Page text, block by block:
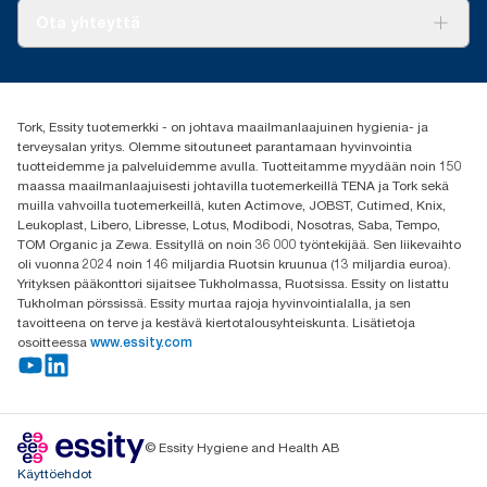
(+358) 9 5068 8222
Oy Essity Finland Ab
Revontulenkuja 1
02100 Espoo
Tork, Essity tuotemerkki - on johtava maailmanlaajuinen hygienia- ja
terveysalan yritys. Olemme sitoutuneet parantamaan hyvinvointia
tuotteidemme ja palveluidemme avulla. Tuotteitamme myydään noin 150
maassa maailmanlaajuisesti johtavilla tuotemerkeillä TENA ja Tork sekä
muilla vahvoilla tuotemerkeillä, kuten Actimove, JOBST, Cutimed, Knix,
Leukoplast, Libero, Libresse, Lotus, Modibodi, Nosotras, Saba, Tempo,
TOM Organic ja Zewa. Essityllä on noin 36 000 työntekijää. Sen liikevaihto
oli vuonna 2024 noin 146 miljardia Ruotsin kruunua (13 miljardia euroa).
Yrityksen pääkonttori sijaitsee Tukholmassa, Ruotsissa. Essity on listattu
Tukholman pörssissä. Essity murtaa rajoja hyvinvointialalla, ja sen
tavoitteena on terve ja kestävä kiertotalousyhteiskunta. Lisätietoja
osoitteessa www.essity.com
© Essity Hygiene and Health AB
Käyttöehdot